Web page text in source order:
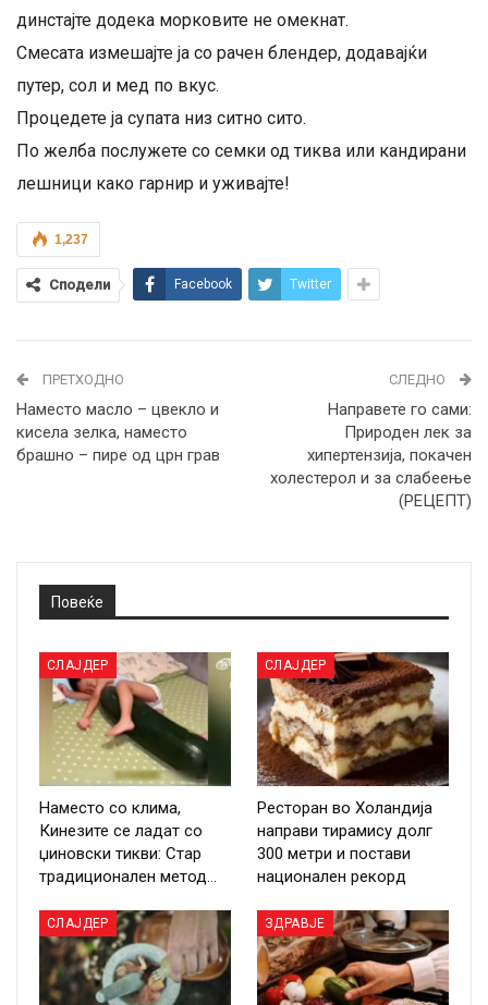
динстајте додека морковите не омекнат.
Смесата измешајте ја со рачен блендер, додавајќи
путер, сол и мед по вкус.
Процедете ја супата низ ситно сито.
По желба послужете со семки од тиква или кандирани
лешници како гарнир и уживајте!
1,237
Сподели Facebook Twitter
ПРЕТХОДНО
Наместо масло – цвекло и
кисела зелка, наместо
брашно – пире од црн грав
СЛЕДНО
Направете го сами:
Природен лек за
хипертензија, покачен
холестерол и за слабеење
(РЕЦЕПТ)
Повеќе
СЛАЈДЕР
Наместо со клима,
Кинезите се ладат со
џиновски тикви: Стар
традиционален метод…
СЛАЈДЕР
Ресторан во Холандија
направи тирамису долг
300 метри и постави
национален рекорд
СЛАЈДЕР ЗДРАВЈЕ